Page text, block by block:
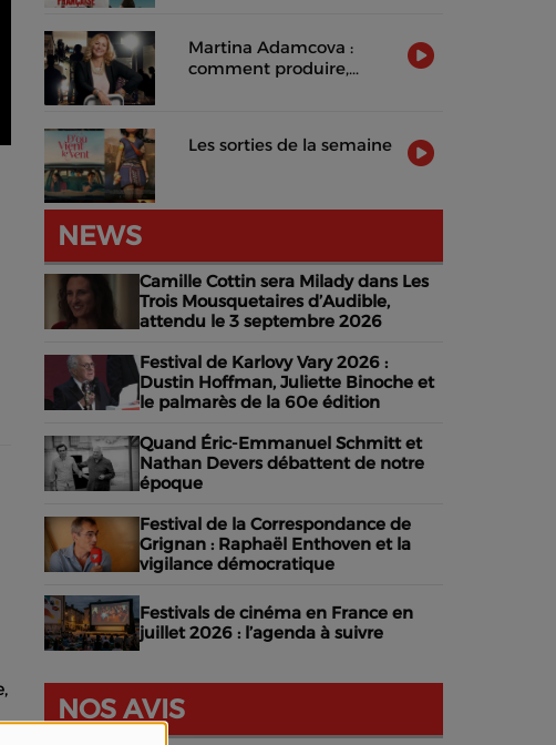
Martina Adamcova :
comment produire,
Les sorties de la semaine
NEWS
Camille Cottin sera Milady dans Les
Trois Mousquetaires d’Audible,
attendu le 3 septembre 2026
Festival de Karlovy Vary 2026 :
Dustin Hoffman, Juliette Binoche et
le palmarès de la 60e édition
Quand Éric-Emmanuel Schmitt et
Nathan Devers débattent de notre
époque
Festival de la Correspondance de
Grignan : Raphaël Enthoven et la
vigilance démocratique
Festivals de cinéma en France en
juillet 2026 : l’agenda à suivre
NOS AVIS